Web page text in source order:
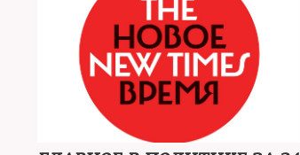
Болгария высылает 70 сотрудников
российского посольства
Адвокат Сафронова Дмитрий Талантов
обвиняется в распространении фейков о
вооруженных силах